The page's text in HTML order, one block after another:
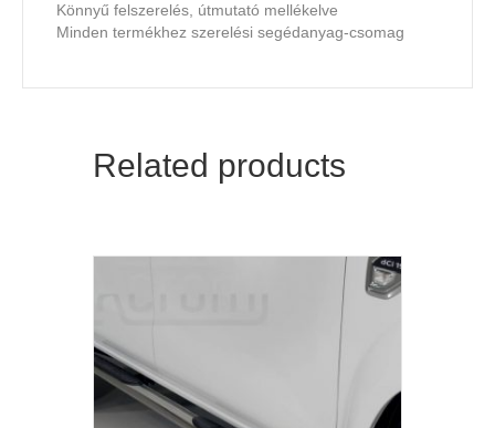
Könnyű felszerelés, útmutató mellékelve
Minden termékhez szerelési segédanyag-csomag
Related products